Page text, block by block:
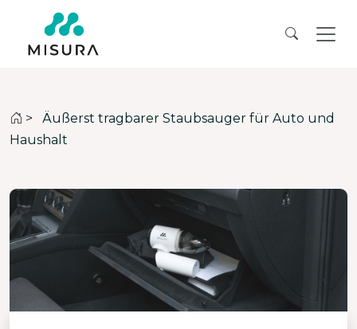
>
Äußerst tragbarer Staubsauger für Auto und
Haushalt